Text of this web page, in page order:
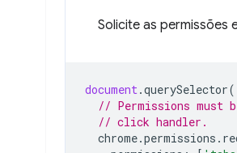
Solicite as permissões
document.querySelector(
// Permissions must
// click handler.
chrome.permissions .